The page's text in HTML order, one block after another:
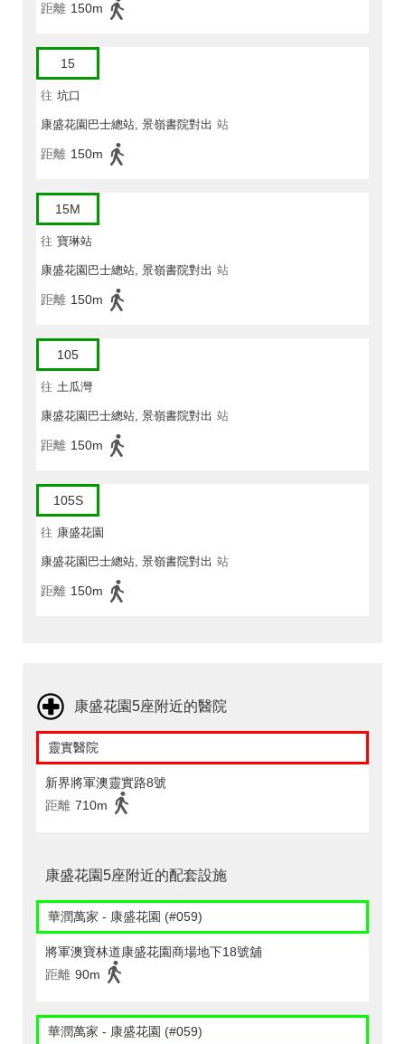
距離 150m
15
往 坑口
康盛花園巴士總站, 景嶺書院對出 站
距離 150m
15M
往 寶琳站
康盛花園巴士總站, 景嶺書院對出 站
距離 150m
105
往 土瓜灣
康盛花園巴士總站, 景嶺書院對出 站
距離 150m
105S
往 康盛花園
康盛花園巴士總站, 景嶺書院對出 站
距離 150m
康盛花園5座附近的醫院
靈實醫院
新界將軍澳靈實路8號
距離 710m
康盛花園5座附近的配套設施
華潤萬家 - 康盛花園 (#059)
將軍澳寶林道康盛花園商場地下18號舖
距離 90m
華潤萬家 - 康盛花園 (#059)